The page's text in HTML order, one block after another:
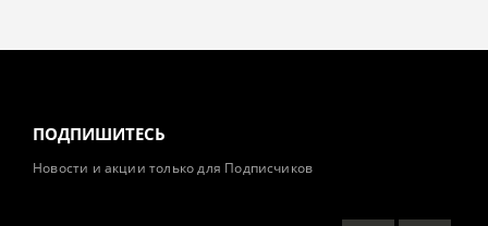
ПОДПИШИТЕСЬ
Новости и акции только для Подписчиков